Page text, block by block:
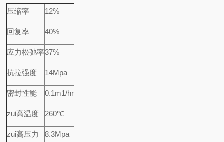
压缩率 12%
回复率 40%
应力松弛率37%
抗拉强度 14Mpa
密封性能 0.1m1/hr
zui高温度 260℃
zui高压力 8.3Mpa